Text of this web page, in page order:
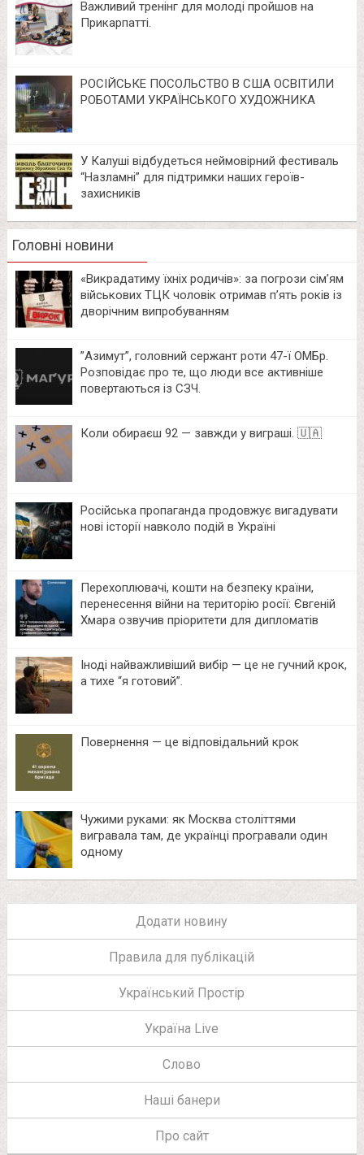
Важливий тренінг для молоді пройшов на
Прикарпатті.
РОСІЙСЬКЕ ПОСОЛЬСТВО В США ОСВІТИЛИ
РОБОТАМИ УКРАЇНСЬКОГО ХУДОЖНИКА
У Калуші відбудеться неймовірний фестиваль
“Назламні” для підтримки наших героїв-
захисників
Головні новини
«Викрадатиму їхніх родичів»: за погрози сім’ям
військових ТЦК чоловік отримав п’ять років із
дворічним випробуванням
⁨”Азимут”, головний сержант роти 47-ї ОМБр.
Розповідає про те, що люди все активніше
повертаються із СЗЧ.
Коли обираєш 92 — завжди у виграші. 🇺🇦
Російська пропаганда продовжує вигадувати
нові історії навколо подій в Україні
Перехоплювачі, кошти на безпеку країни,
перенесення війни на територію росії: Євгеній
Хмара озвучив пріоритети для дипломатів
Іноді найважливіший вибір — це не гучний крок,
а тихе “я готовий”.
Повернення — це відповідальний крок
Чужими руками: як Москва століттями
вигравала там, де українці програвали один
одному
Додати новину
Правила для публікацій
Український Простір
Україна Live
Слово
Наші банери
Про сайт